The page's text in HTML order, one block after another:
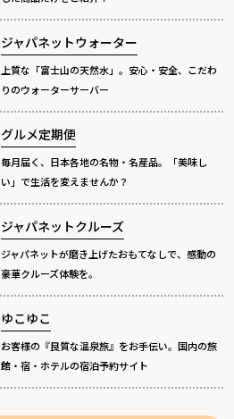
ジャパネットウォーター
上質な「富士山の天然水」。安心・安全、こだわ
りのウォーターサーバー
グルメ定期便
毎月届く、日本各地の名物・名産品。「美味し
い」で生活を変えませんか？
ジャパネットクルーズ
ジャパネットが磨き上げたおもてなしで、感動の
豪華クルーズ体験を。
ゆこゆこ
お客様の『良質な温泉旅』をお手伝い。国内の旅
館・宿・ホテルの宿泊予約サイト